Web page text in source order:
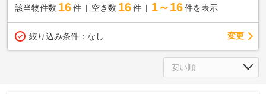
該当物件数 16件 空き数 16 件 1～16 件を表示
絞り込み条件： なし 変更